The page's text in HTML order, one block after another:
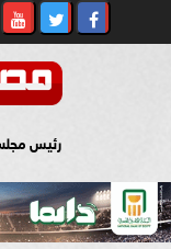
رئيس